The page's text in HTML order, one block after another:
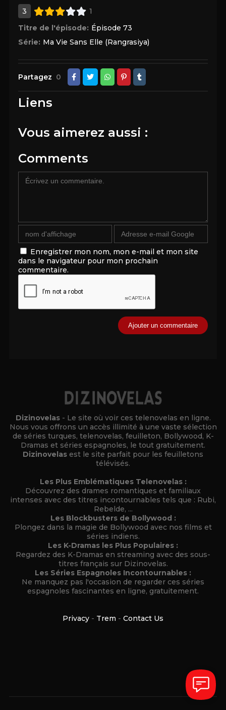
3
1
Titre de l'épisode: Épisode 73
Série: Ma Vie Sans Elle (Rangrasiya)
Partagez 0
Liens
Vous aimerez aussi :
Comments
Enregistrer mon nom, mon e-mail et mon site
dans le navigateur pour mon prochain
commentaire.
Dizinovelas - Le site où voir ces telenovelas en ligne.
Nous vous offrons un accès illimité à une vaste sélection
de séries turques, telenovelas, feuilleton, Bollywood, K-
Dramas et séries espagnoles, le tout gratuitement.
Dizinovelas est le site parfait pour les feuilletons
télévisés.
Les Plus Emblématiques Telenovelas :
Découvrez des drames romantiques et familiaux
intenses avec des titres incontournables tels que : Rubi,
Rebelde, ...
Les Blockbusters de Bollywood :
Plongez dans la magie de Bollywood avec nos films et
séries indiens.
Les K-Dramas les Plus Populaires :
Regardez des K-Dramas en streaming avec des sous-
titres français sur Dizinovelas.
Les Séries Espagnoles Incontournables :
Ne manquez pas l'occasion de regarder ces séries
espagnoles fascinantes en ligne, gratuitement.
Privacy - Trem - Contact Us